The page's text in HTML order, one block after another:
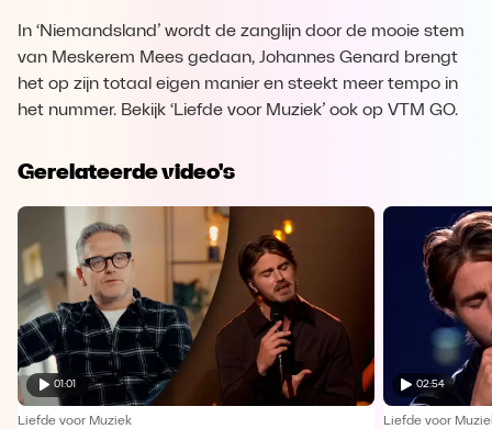
In ‘Niemandsland’ wordt de zanglijn door de mooie stem
van Meskerem Mees gedaan, Johannes Genard brengt
het op zijn totaal eigen manier en steekt meer tempo in
het nummer. Bekijk ‘Liefde voor Muziek’ ook op VTM GO.
Gerelateerde video's
01:01
Liefde voor Muziek
02:54
Liefde voor